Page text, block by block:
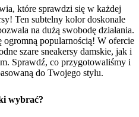
które sprawdzi się w każdej
Ten subtelny kolor doskonale
na dużą swobodę działania.
popularnością! W ofercie
szare sneakersy damskie, jak i
Sprawdź, co przygotowaliśmy i
do Twojego stylu.
wybrać?